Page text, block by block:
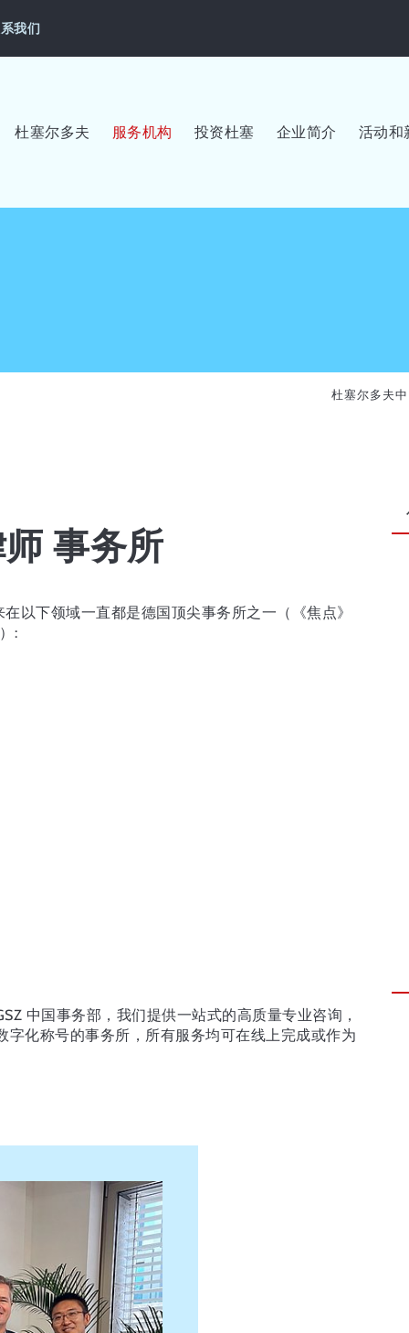
我们
杜塞尔多夫 服务机构 投资杜塞 企业简介 活动和
杜塞尔多夫
事务所
以下领域一直都是德国顶尖事务所之一（《焦点》
:
中国事务部，我们提供一站式的高质量专业咨询，
化称号的事务所，所有服务均可在线上完成或作为